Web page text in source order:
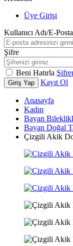
Üye Girişi
Kullanıcı Adı/E-Posta
Şifre
Beni Hatırla
Giriş Yap Kayıt Ol
Anasayfa
Kadın
Bayan
Bayan Doğal
Çizgili Akik